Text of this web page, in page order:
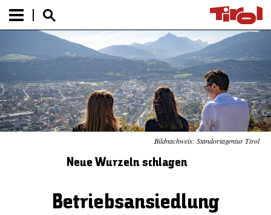
Bildnachweis: Standortagentur Tirol
Neue Wurzeln schlagen
Betriebsansiedlung